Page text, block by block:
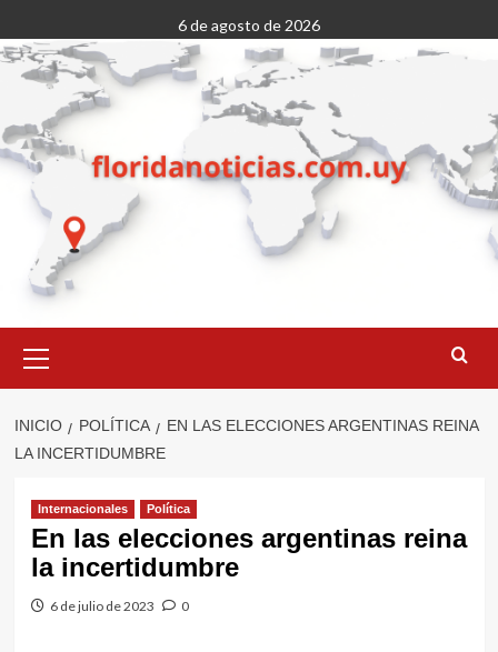
al
contenido
6 de agosto de 2026
primario
INICIO POLÍTICA
EN LAS ELECCIONES ARGENTINAS REINA
LA INCERTIDUMBRE
Internacionales Política
En las elecciones argentinas reina
la incertidumbre
6 de julio de 2023 0